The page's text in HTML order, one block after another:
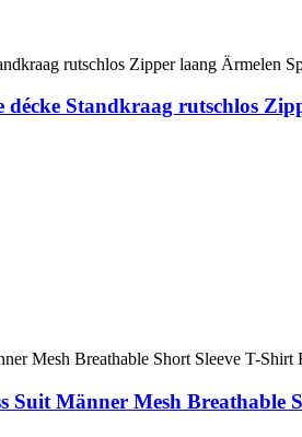
décke Standkraag rutschlos
Suit Männer Mesh